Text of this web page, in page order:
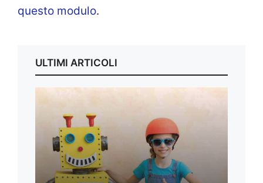
questo modulo.
ULTIMI ARTICOLI